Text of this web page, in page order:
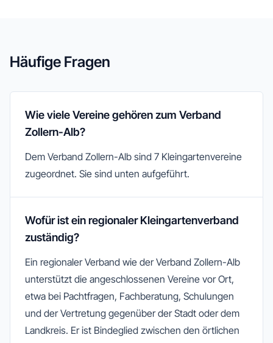
Häufige Fragen
Wie viele Vereine gehören zum Verband
Zollern-Alb?
Dem Verband Zollern-Alb sind 7 Kleingartenvereine
zugeordnet. Sie sind unten aufgeführt.
Wofür ist ein regionaler Kleingartenverband
zuständig?
Ein regionaler Verband wie der Verband Zollern-Alb
unterstützt die angeschlossenen Vereine vor Ort,
etwa bei Pachtfragen, Fachberatung, Schulungen
und der Vertretung gegenüber der Stadt oder dem
Landkreis. Er ist Bindeglied zwischen den örtlichen